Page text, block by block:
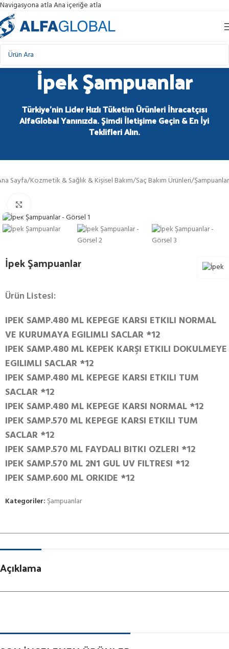
Navigasyona atlaAna içeriğe atla
İpek Şampuanlar
Türkiye'nin Lider Hızlı Tüketim Ürünleri İhracatçısı
AlfaGlobal Yanınızda. Şimdi İletişime Geçin & En İyi
Teklifleri Alın.
Sayfa/Kozmetik & Sağlık & Kişisel Bakım/Saç Bakım Ürünleri/Şampuanlar
İpek Şampuanlar
Ürün Listesi:
IPEK SAMP.480 ML KEPEGE KARSI ETKILI NORMAL
VE KURUMAYA EGILIMLI SACLAR *12
IPEK SAMP.480 ML KEPEK KARŞI ETKILI DOKULMEYE
EGILIMLI SACLAR *12
IPEK SAMP.480 ML KEPEGE KARSI ETKILI TUM
SACLAR *12
IPEK SAMP.480 ML KEPEGE KARSI NORMAL *12
IPEK SAMP.570 ML KEPEGE KARSI ETKILI TUM
SACLAR *12
IPEK SAMP.570 ML FAYDALI BITKI OZLERI *12
IPEK SAMP.570 ML 2N1 GUL UV FILTRESI *12
IPEK SAMP.600 ML ORKIDE *12
Kategoriler: Şampuanlar
Açıklama